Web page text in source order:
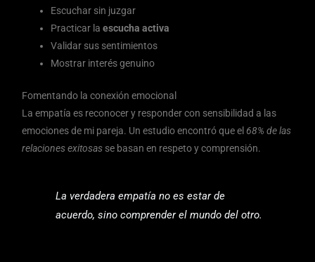
Escuchar sin juzgar
Practicar laescucha activa
Validar sus sentimientos
Mostrar interés genuino
Fomentando la conexión emocional
La empatía es reconocer y responder con sensibilidad a las
emociones de mi pareja. Un estudio encontró que el 68% de las
relaciones exitosas se basan en respeto y comprensión.
La verdadera empatía no es estar de
acuerdo, sino comprender el mundo del otro.